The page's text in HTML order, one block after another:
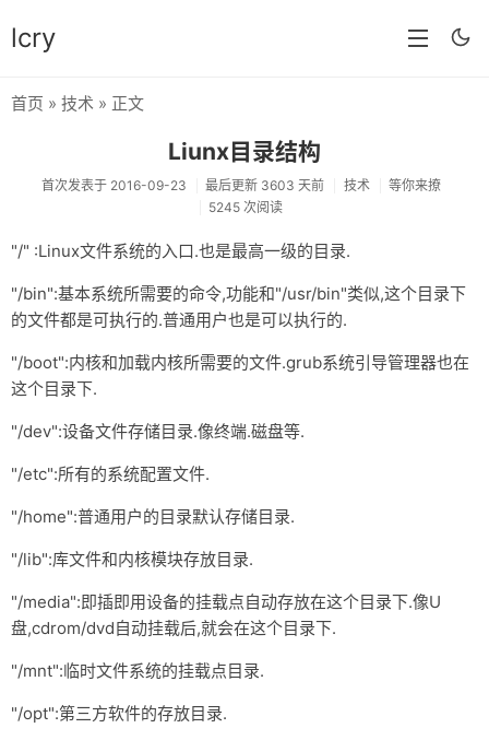
lcry
分类
分享
技术
教程
归档
友链
关于
首页 » 技术 » 正文
Liunx目录结构
首次发表于 2016-09-23 最后更新 3603 天前 技术
等你来撩
5245 次阅读
"/" :Linux文件系统的入口.也是最高一级的目录.
"/bin":基本系统所需要的命令,功能和"/usr/bin"类似,这个目录下
的文件都是可执行的.普通用户也是可以执行的.
"/boot":内核和加载内核所需要的文件.grub系统引导管理器也在
这个目录下.
"/dev":设备文件存储目录.像终端.磁盘等.
"/etc":所有的系统配置文件.
"/home":普通用户的目录默认存储目录.
"/lib":库文件和内核模块存放目录.
"/media":即插即用设备的挂载点自动存放在这个目录下.像U
盘,cdrom/dvd自动挂载后,就会在这个目录下.
"/mnt":临时文件系统的挂载点目录.
"/opt":第三方软件的存放目录.